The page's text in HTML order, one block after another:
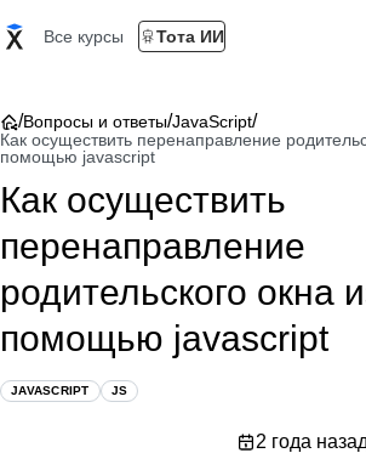
Все курсы Тота ИИ
/Вопросы и ответы/JavaScript/
Как осуществить перенаправление
помощью javascript
Как осуществить
перенаправление
родительского окна
помощью javascript
JAVASCRIPT JS
2 года назад